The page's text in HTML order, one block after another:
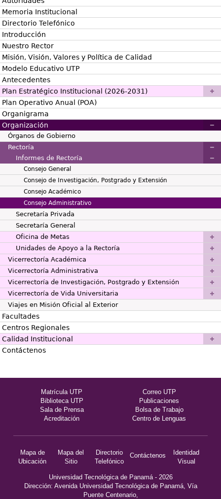
Memoria Institucional
Directorio Telefónico
Introducción
Nuestro Rector
Misión, Visión, Valores y Política de Calidad
Modelo Educativo UTP
Antecedentes
Plan Estratégico Institucional (2026-2031)
Plan Operativo Anual (POA)
Organigrama
Organización
Órganos de Gobierno
Rectoría
Informes de Rectoría
Consejo General
Consejo de Investigación, Postgrado y Extensión
Consejo Académico
Consejo Administrativo
Secretaría Privada
Secretaría General
Oficina de Metas
Unidades de Apoyo a la Rectoría
Vicerrectoría Académica
Vicerrectoría Administrativa
Vicerrectoría de Investigación, Postgrado y Extensión
Vicerrectoría de Vida Universitaria
Viajes en Misión Oficial al Exterior
Facultades
Centros Regionales
Calidad Institucional
Contáctenos
Matrícula UTP
Correo UTP
Biblioteca UTP
Publicaciones
Sala de Prensa
Bolsa de Trabajo
Acreditación
Centro de Lenguas
Mapa de
Ubicación
Mapa del
Sitio
Directorio
Telefónico
Contáctenos
Identidad
Visual
Universidad Tecnológica de Panamá - 2026
Dirección: Avenida Universidad Tecnológica de Panamá, Vía
Puente Centenario,